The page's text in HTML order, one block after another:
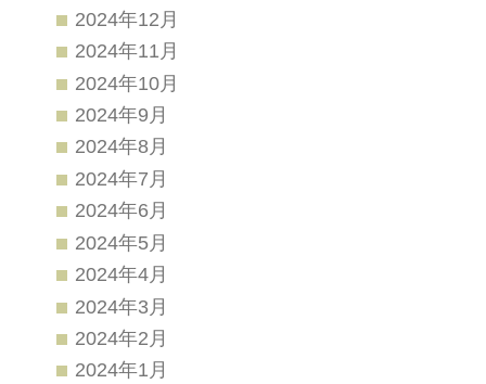
2024年12月
2024年11月
2024年10月
2024年9月
2024年8月
2024年7月
2024年6月
2024年5月
2024年4月
2024年3月
2024年2月
2024年1月